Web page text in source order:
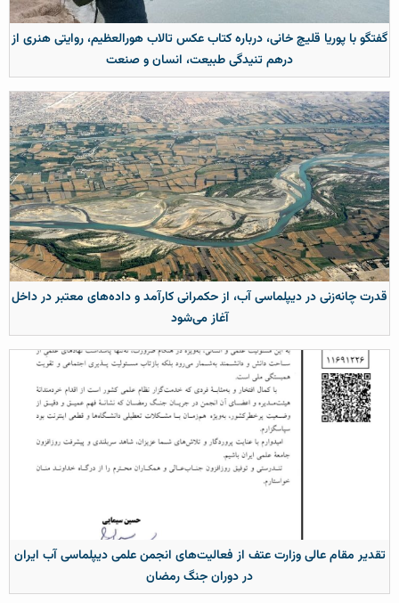
گفتگو با پوریا قلیچ خانی، درباره کتاب عکس تالاب هورالعظیم، روایتی هنری از
درهم تنیدگی طبیعت، انسان و صنعت
قدرت چانه‌زنی در دیپلماسی آب، از حکمرانی کارآمد و داده‌های معتبر در داخل
آغاز می‌شود
تقدیر مقام عالی وزارت عتف از فعالیت‌های انجمن علمی دیپلماسی آب ایران
در دوران جنگ رمضان